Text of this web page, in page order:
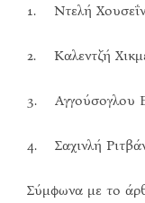
1. Ντελή Χουσεΐν
2. Καλεντζή
3. Αγγούσογλου
4. Σαχινλή
Σύμφωνα με το